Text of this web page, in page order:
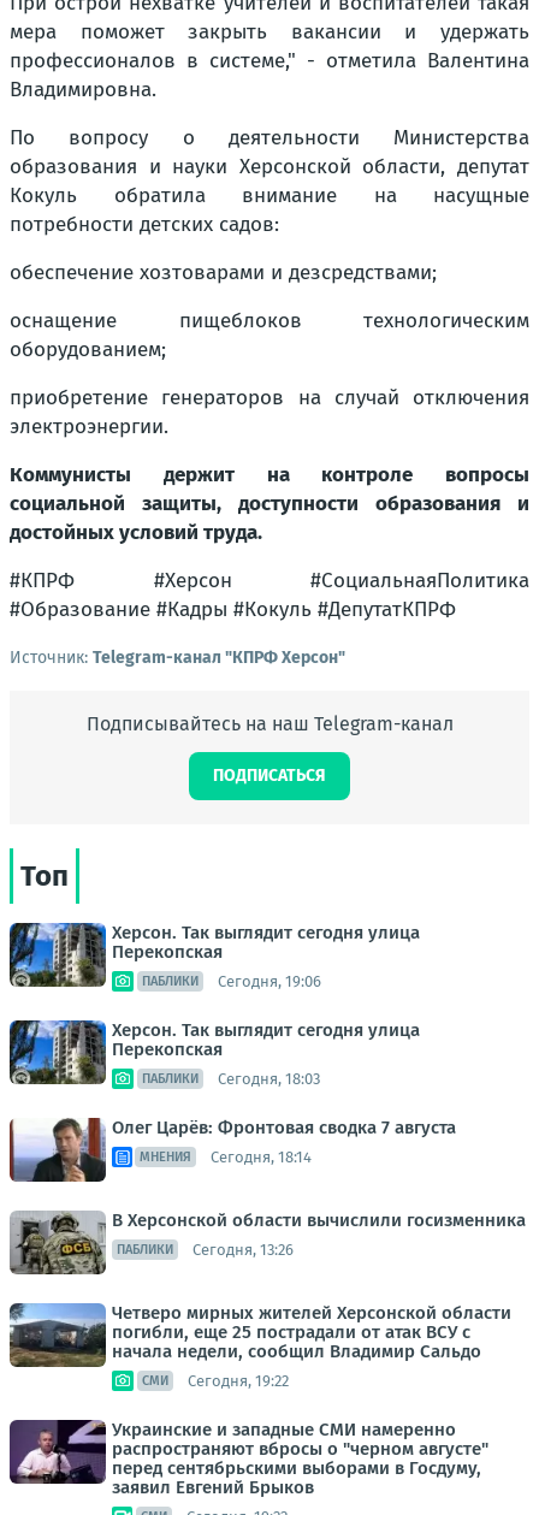
мера поможет закрыть вакансии и удержать
профессионалов в системе," - отметила Валентина
Владимировна.
По вопросу о деятельности Министерства
образования и науки Херсонской области, депутат
Кокуль обратила внимание на насущные
потребности детских садов:
обеспечение хозтоварами и дезсредствами;
оснащение пищеблоков технологическим
оборудованием;
приобретение генераторов на случай отключения
электроэнергии.
Коммунисты держит на контроле вопросы
социальной защиты, доступности образования и
достойных условий труда.
#КПРФ #Херсон #СоциальнаяПолитика
#Образование #Кадры #Кокуль #ДепутатКПРФ
Источник: Telegram-канал "КПРФ Херсон"
Подписывайтесь на наш Telegram-канал
ПОДПИСАТЬСЯ
Топ
Херсон. Так выглядит сегодня улица
Перекопская
ПАБЛИКИ Сегодня, 19:06
Херсон. Так выглядит сегодня улица
Перекопская
ПАБЛИКИ Сегодня, 18:03
Олег Царёв: Фронтовая сводка 7 августа
МНЕНИЯ Сегодня, 18:14
В Херсонской области вычислили госизменника
ПАБЛИКИ Сегодня, 13:26
Четверо мирных жителей Херсонской области
погибли, еще 25 пострадали от атак ВСУ с
начала недели, сообщил Владимир Сальдо
СМИ Сегодня, 19:22
Украинские и западные СМИ намеренно
распространяют вбросы о "черном августе"
перед сентябрьскими выборами в Госдуму,
заявил Евгений Брыков